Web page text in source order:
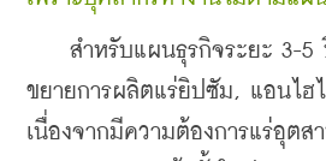
สำหรับแผนธุรกิจระยะ 3-5
ขยายการผลิตแร่ยิปซัม, แอนไฮ
เนื่องจากมีความต้องการแร่อุตส